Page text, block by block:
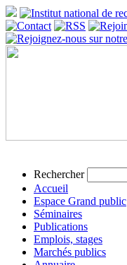
Rechercher
Accueil
Espace Grand public
Séminaires
Publications
Emplois, stages
Marchés publics